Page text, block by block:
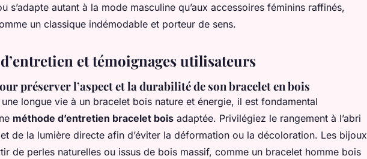
s’adapte autant à la mode masculine qu’aux accessoires féminins raffinés,
un classique indémodable et porteur de sens.
et témoignages utilisateurs
préserver l’aspect et la durabilité de son bracelet en bois
longue vie à un bracelet bois nature et énergie, il est fondamental
méthode d’entretien bracelet bois adaptée. Privilégiez le rangement à l’abri
de la lumière directe afin d’éviter la déformation ou la décoloration. Les bijoux
de perles naturelles ou issus de bois massif, comme un bracelet homme bois